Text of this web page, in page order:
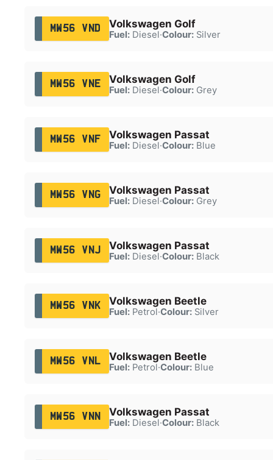
MW56 VND Volkswagen Golf
Fuel:Diesel·Colour:Silver
MW56 VNE Volkswagen Golf
Fuel:Diesel·Colour:Grey
MW56 VNF Volkswagen Passat
Fuel:Diesel·Colour:Blue
MW56 VNG Volkswagen Passat
Fuel:Diesel·Colour:Grey
MW56 VNJ Volkswagen Passat
Fuel:Diesel·Colour:Black
MW56 VNK Volkswagen Beetle
Fuel:Petrol·Colour:Silver
MW56 VNL Volkswagen Beetle
Fuel:Petrol·Colour:Blue
MW56 VNN Volkswagen Passat
Fuel:Diesel·Colour:Black